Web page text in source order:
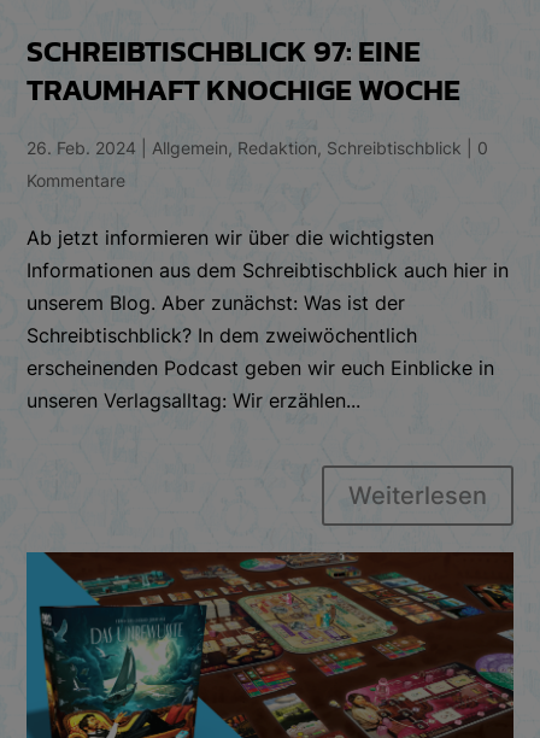
SCHREIBTISCHBLICK 97: EINE
TRAUMHAFT KNOCHIGE WOCHE
26. Feb. 2024 Allgemein, Redaktion, Schreibtischblick
0
Kommentare
Ab jetzt informieren wir über die wichtigsten
Informationen aus dem Schreibtischblick auch hier in
unserem Blog. Aber zunächst: Was ist der
Schreibtischblick? In dem zweiwöchentlich
erscheinenden Podcast geben wir euch Einblicke in
unseren Verlagsalltag: Wir erzählen...
Weiterlesen